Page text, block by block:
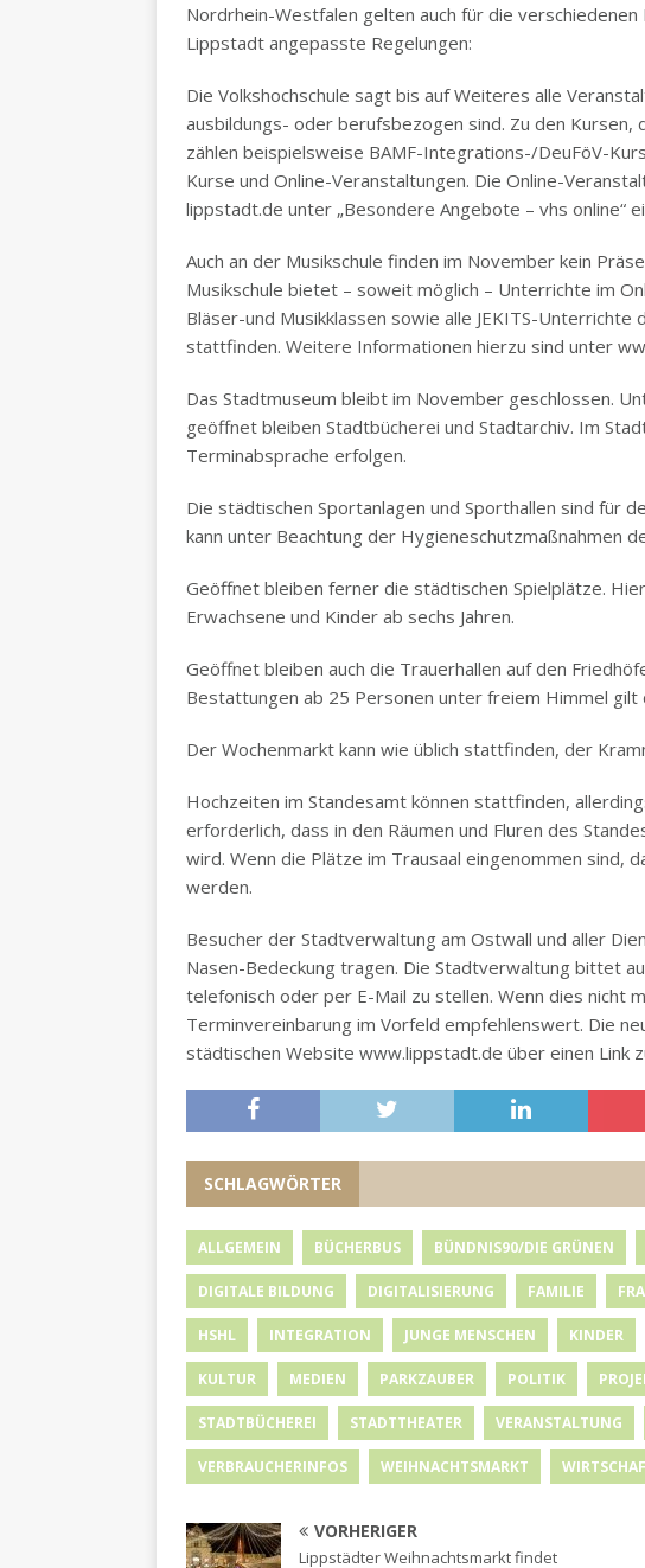
Nordrhein-Westfalen gelten auch für die
Lippstadt angepasste Regelungen:
Die Volkshochschule sagt bis auf Weiteres alle
ausbildungs- oder berufsbezogen sind. Zu den
zählen beispielsweise BAMF-Integrations-/DeuFöV-
Kurse und Online-Veranstaltungen. Die Online-
lippstadt.de unter „Besondere Angebote – vhs online“
Auch an der Musikschule finden im November kein
Musikschule bietet – soweit möglich – Unterrichte im
Bläser-und Musikklassen sowie alle JEKITS-
stattfinden. Weitere Informationen hierzu sind unter
Das Stadtmuseum bleibt im November geschlossen.
geöffnet bleiben Stadtbücherei und Stadtarchiv. Im
Terminabsprache erfolgen.
Die städtischen Sportanlagen und Sporthallen sind für
kann unter Beachtung der Hygieneschutzmaßnahmen
Geöffnet bleiben ferner die städtischen Spielplätze.
Erwachsene und Kinder ab sechs Jahren.
Geöffnet bleiben auch die Trauerhallen auf den
Bestattungen ab 25 Personen unter freiem Himmel gilt
Der Wochenmarkt kann wie üblich stattfinden, der
Hochzeiten im Standesamt können stattfinden,
erforderlich, dass in den Räumen und Fluren des
wird. Wenn die Plätze im Trausaal eingenommen sind,
werden.
Besucher der Stadtverwaltung am Ostwall und aller
Nasen-Bedeckung tragen. Die Stadtverwaltung bittet
telefonisch oder per E-Mail zu stellen. Wenn dies nicht
Terminvereinbarung im Vorfeld empfehlenswert. Die
städtischen Website www.lippstadt.de über einen Link
SCHLAGWÖRTER
ALLGEMEIN BÜCHERBUS BÜNDNIS90/DIE GRÜNEN
DIGITALE BILDUNG DIGITALISIERUNG FAMILIE
HSHL INTEGRATION JUNGE MENSCHEN KINDER
KULTUR MEDIEN PARKZAUBER POLITIK
STADTBÜCHEREI STADTTHEATER VERANSTALTUNG
VERBRAUCHERINFOS WEIHNACHTSMARKT
VORHERIGER
Lippstädter Weihnachtsmarkt findet